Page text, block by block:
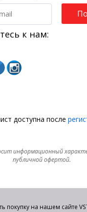
к нам:
доступна после
информационный
публичной офертой.
покупку на нашем сайте